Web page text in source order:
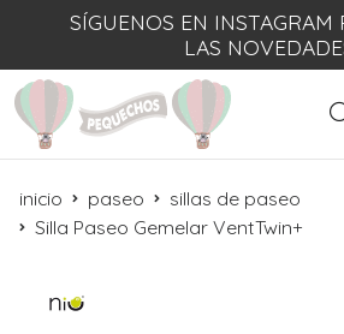
SÍGUENOS EN INSTAGRAM
LAS
inicio paseo
sillas de paseo
Silla Paseo Gemelar VentTwin+